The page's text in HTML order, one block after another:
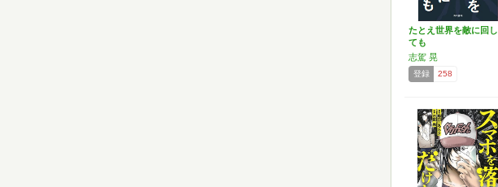
たとえ世界を敵に回し
ても
志駕 晃
登録 258